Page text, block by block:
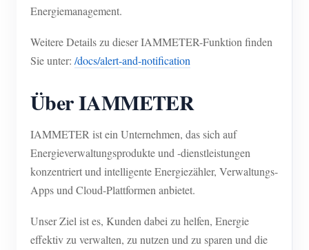
Energiemanagement.
Weitere Details zu dieser IAMMETER-Funktion finden
Sie unter: /docs/alert-and-notification
Über IAMMETER
IAMMETER ist ein Unternehmen, das sich auf
Energieverwaltungsprodukte und -dienstleistungen
konzentriert und intelligente Energiezähler, Verwaltungs-
Apps und Cloud-Plattformen anbietet.
Unser Ziel ist es, Kunden dabei zu helfen, Energie
effektiv zu verwalten, zu nutzen und zu sparen und die